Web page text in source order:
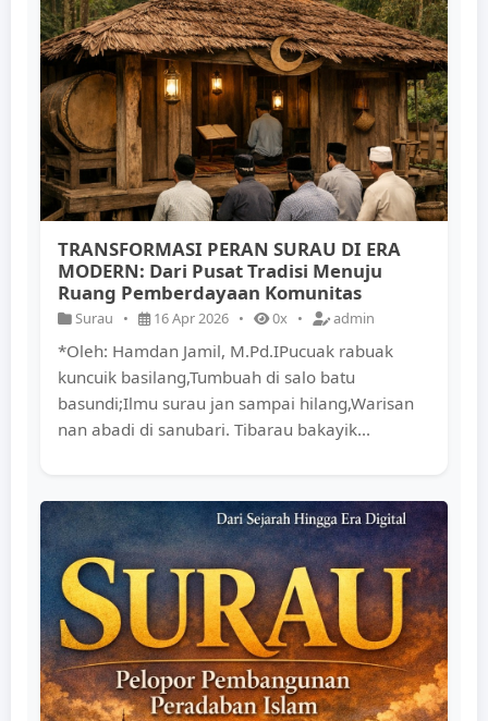
TRANSFORMASI PERAN SURAU DI ERA
MODERN: Dari Pusat Tradisi Menuju
Ruang Pemberdayaan Komunitas
Surau • 16 Apr 2026 • 0x • admin
*Oleh: Hamdan Jamil, M.Pd.IPucuak rabuak
kuncuik basilang,Tumbuah di salo batu
basundi;Ilmu surau jan sampai hilang,Warisan
nan abadi di sanubari. Tibarau bakayik...